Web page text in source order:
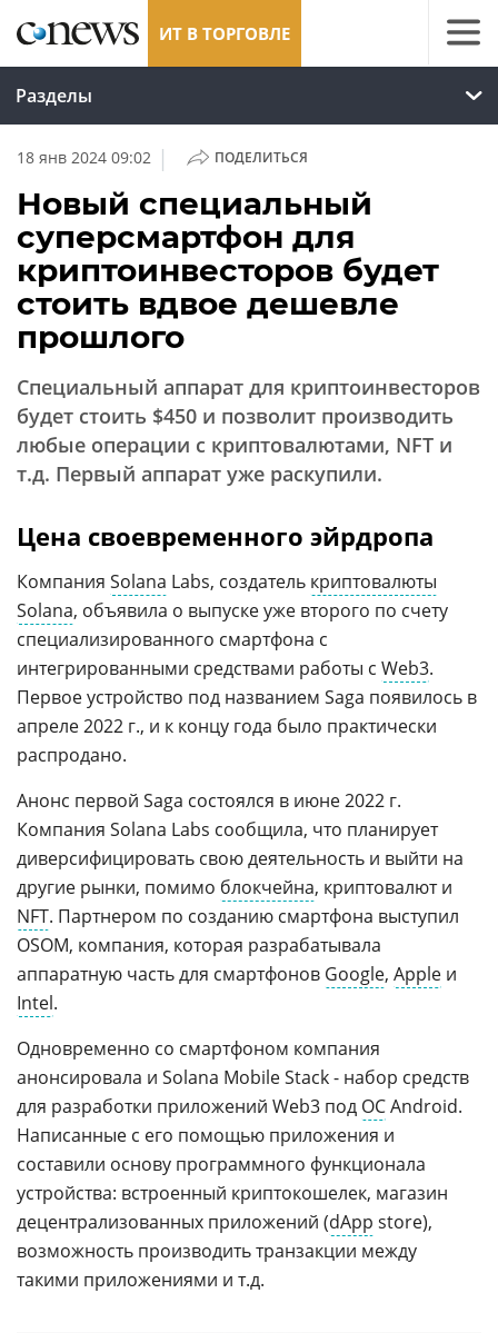
ИТ В ТОРГОВЛЕ
Разделы
18 янв 2024 09:02 | ПОДЕЛИТЬСЯ
Новый специальный
суперсмартфон для
криптоинвесторов будет
стоить вдвое дешевле
прошлого
Специальный аппарат для криптоинвесторов
будет стоить $450 и позволит производить
любые операции с криптовалютами, NFT и
т.д. Первый аппарат уже раскупили.
Цена своевременного эйрдропа
Компания Solana Labs, создатель криптовалюты
Solana, объявила о выпуске уже второго по счету
специализированного смартфона с
интегрированными средствами работы с Web3.
Первое устройство под названием Saga появилось в
апреле 2022 г., и к концу года было практически
распродано.
Анонс первой Saga состоялся в июне 2022 г.
Компания Solana Labs сообщила, что планирует
диверсифицировать свою деятельность и выйти на
другие рынки, помимо блокчейна, криптовалют и
NFT. Партнером по созданию смартфона выступил
OSOM, компания, которая разрабатывала
аппаратную часть для смартфонов Google, Apple и
Intel.
Одновременно со смартфоном компания
анонсировала и Solana Mobile Stack - набор средств
для разработки приложений Web3 под ОСAndroid.
Написанные с его помощью приложения и
составили основу программного функционала
устройства: встроенный криптокошелек, магазин
децентрализованных приложений (dApp store),
возможность производить транзакции между
такими приложениями и т.д.